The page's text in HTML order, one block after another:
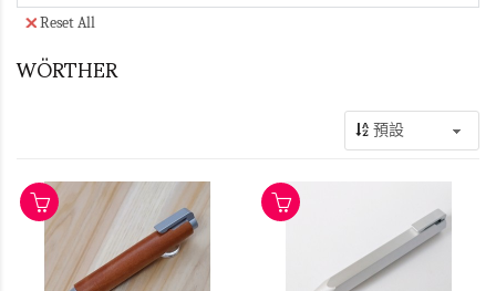
Reset All
WÖRTHER